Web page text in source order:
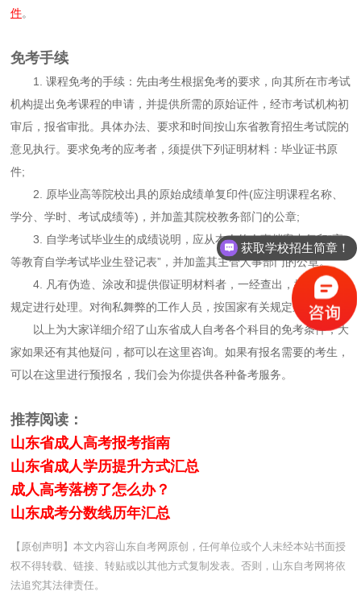
件。
免考手续
1. 课程免考的手续：先由考生根据免考的要求，向其所在市考试
机构提出免考课程的申请，并提供所需的原始证件，经市考试机构初
审后，报省审批。具体办法、要求和时间按山东省教育招生考试院的
意见执行。要求免考的应考者，须提供下列证明材料：毕业证书原
件;
2. 原毕业高等院校出具的原始成绩单复印件(应注明课程名称、
学分、学时、考试成绩等)，并加盖其院校教务部门的公章;
3. 自学考试毕业生的成绩说明，应从本人的人事档案中复印“高
等教育自学考试毕业生登记表”，并加盖其主管人事部门的公章。
4. 凡有伪造、涂改和提供假证明材料者，一经查出，按国家有关
规定进行处理。对徇私舞弊的工作人员，按国家有关规定进行处理。
以上为大家详细介绍了山东省成人自考各个科目的免考条件，大
家如果还有其他疑问，都可以在这里咨询。如果有报名需要的考生，
可以在这里进行预报名，我们会为你提供各种备考服务。
推荐阅读：
山东省成人高考报考指南
山东省成人学历提升方式汇总
成人高考落榜了怎么办？
山东成考分数线历年汇总
【原创声明】本文内容山东自考网原创，任何单位或个人未经本站书面授
权不得转载、链接、转贴或以其他方式复制发表。否则，山东自考网将依
法追究其法律责任。
获取学校招生简章！